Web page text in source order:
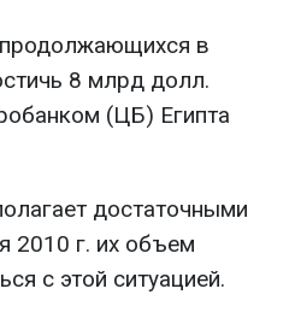
продолжающихся в
8 млрд долл.
(ЦБ) Египта
достаточными
2010 г. их объем
с этой ситуацией.